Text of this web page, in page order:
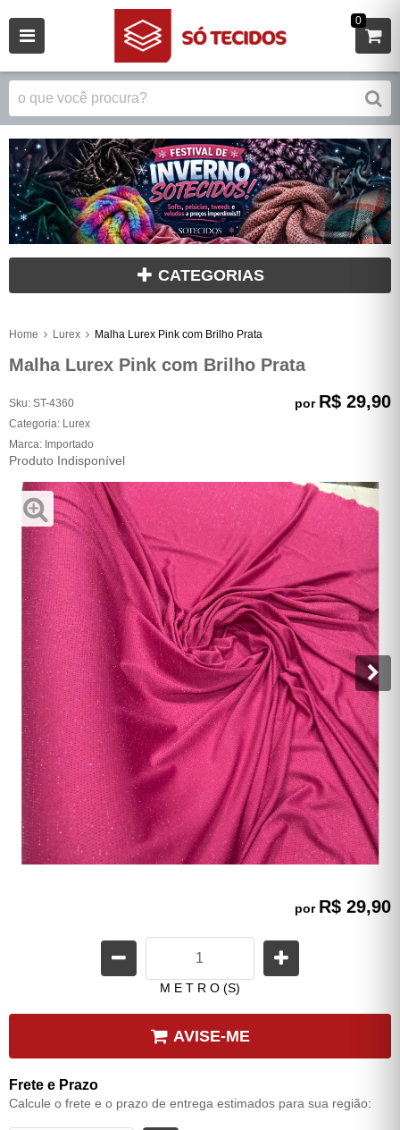
0
CATEGORIAS
Home Lurex Malha Lurex Pink com Brilho Prata
Malha Lurex Pink com Brilho Prata
Sku: ST-4360
Categoria: Lurex
Marca: Importado
Produto Indisponível
por R$ 29,90
por R$ 29,90
M E T R O (S)
AVISE-ME
Frete e Prazo
Calcule o frete e o prazo de entrega estimados para sua região: